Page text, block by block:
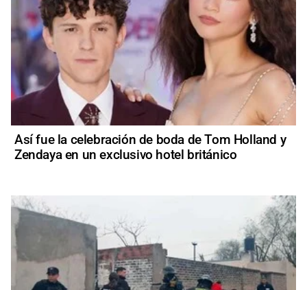
Así fue la celebración de boda de Tom Holland y
Zendaya en un exclusivo hotel británico